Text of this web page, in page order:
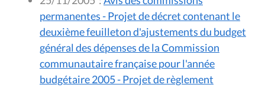
permanentes - Projet de décret contenant le
deuxième feuilleton d'ajustements du budget
général des dépenses de la Commission
communautaire française pour l'année
budgétaire 2005 - Projet de règlement